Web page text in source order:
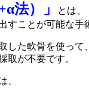
法）」
とは、
すことが可能な手
した軟骨を使って、
取が不要です。
、